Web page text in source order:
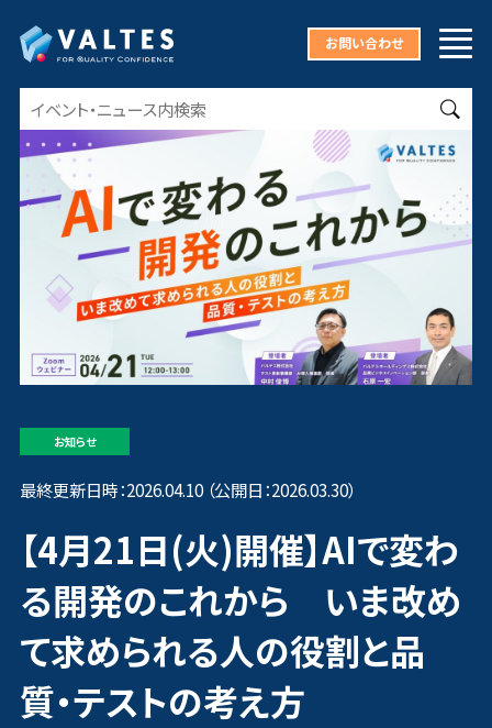
お問い合わせ
お知らせ
最終更新日時：2026.04.10 （公開日：2026.03.30）
【4月21日(火)開催】AIで変わ
る開発のこれから いま改め
て求められる人の役割と品
質・テストの考え方